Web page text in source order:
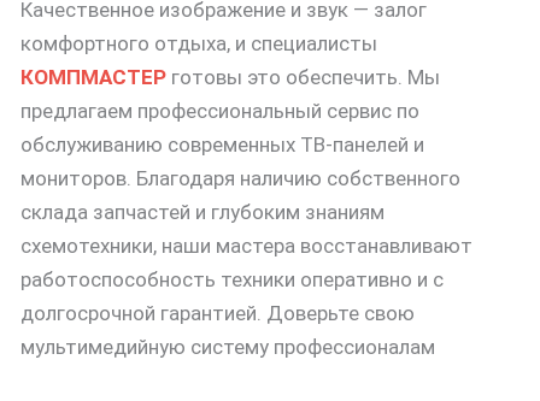
Качественное изображение и звук — залог
комфортного отдыха, и специалисты
КОМПМАСТЕР готовы это обеспечить. Мы
предлагаем профессиональный сервис по
обслуживанию современных ТВ-панелей и
мониторов. Благодаря наличию собственного
склада запчастей и глубоким знаниям
схемотехники, наши мастера восстанавливают
работоспособность техники оперативно и с
долгосрочной гарантией. Доверьте свою
мультимедийную систему профессионалам